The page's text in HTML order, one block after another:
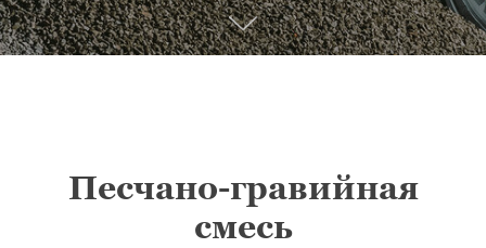
Песчано-гравийная
смесь